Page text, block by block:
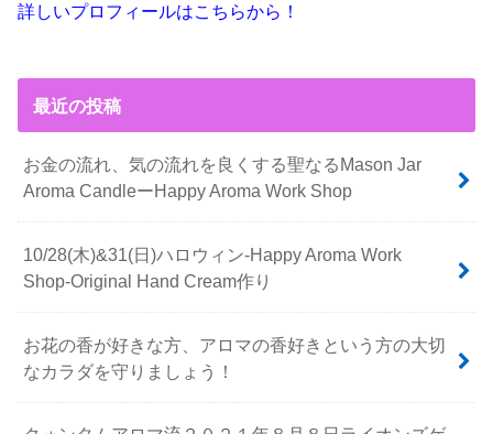
詳しいプロフィールはこちらから！
最近の投稿
お金の流れ、気の流れを良くする聖なるMason Jar
Aroma CandleーHappy Aroma Work Shop
10/28(木)&31(日)ハロウィン-Happy Aroma Work
Shop-Original Hand Cream作り
お花の香が好きな方、アロマの香好きという方の大切
なカラダを守りましょう！